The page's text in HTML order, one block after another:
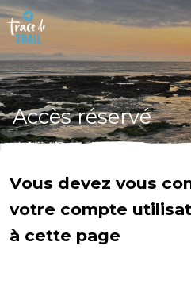
Accès réservé
Vous devez vous
votre compte
à cette page